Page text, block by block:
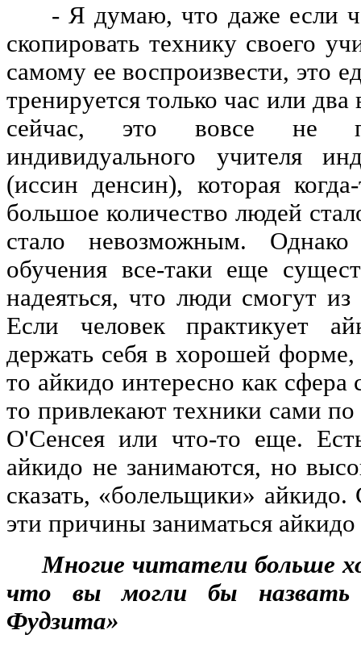
- Я думаю, что даже если
скопировать технику своего
самому ее воспроизвести, это
тренируется только час или
сейчас, это вовсе не
индивидуального учителя
(иссин денсин), которая
большое количество людей
стало невозможным.
обучения все-таки еще
надеяться, что люди смогут из
Если человек практикует
держать себя в хорошей
то айкидо интересно как сфера
то привлекают техники сами
О'Сенсея или что-то еще.
айкидо не занимаются, но
сказать, «болельщики»
эти причины заниматься
Многие читатели больше
что вы могли бы назвать
Фудзита»